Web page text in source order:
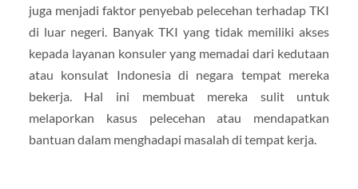
juga menjadi faktor penyebab pelecehan terhadap TKI
di luar negeri. Banyak TKI yang tidak memiliki akses
kepada layanan konsuler yang memadai dari kedutaan
atau konsulat Indonesia di negara tempat mereka
bekerja. Hal ini membuat mereka sulit untuk
melaporkan kasus pelecehan atau mendapatkan
bantuan dalam menghadapi masalah di tempat kerja.